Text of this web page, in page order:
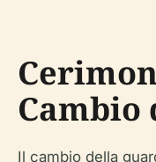
Cambio
Il cambio della